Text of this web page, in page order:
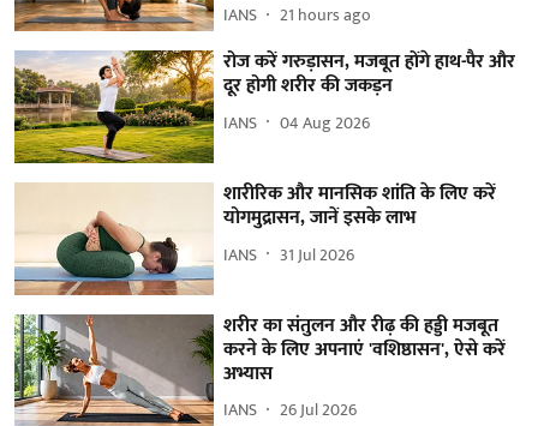
IANS 21 hours ago
रोज करें गरुड़ासन, मजबूत होंगे हाथ-पैर और
दूर होगी शरीर की जकड़न
IANS 04 Aug 2026
शारीरिक और मानसिक शांति के लिए करें
योगमुद्रासन, जानें इसके लाभ
IANS 31 Jul 2026
शरीर का संतुलन और रीढ़ की हड्डी मजबूत
करने के लिए अपनाएं 'वशिष्ठासन', ऐसे करें
अभ्यास
IANS 26 Jul 2026